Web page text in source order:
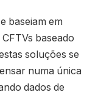
baseiam em
baseado
soluções se
numa única
dados de